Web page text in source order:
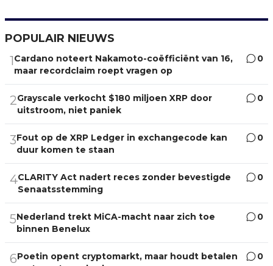
POPULAIR NIEUWS
1Cardano noteert Nakamoto-coëfficiënt van 16,
maar recordclaim roept vragen op
0
2Grayscale verkocht $180 miljoen XRP door
uitstroom, niet paniek
0
3Fout op de XRP Ledger in exchangecode kan
duur komen te staan
0
4CLARITY Act nadert reces zonder bevestigde
Senaatsstemming
0
5Nederland trekt MiCA-macht naar zich toe
binnen Benelux
0
6Poetin opent cryptomarkt, maar houdt betalen
0